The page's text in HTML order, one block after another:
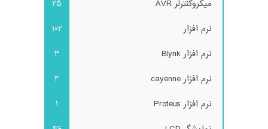
میکروکنترلر AVR
25
نرم افزار
102
نرم افزار Blynk
3
نرم افزار cayenne
4
نرم افزار Proteus
1